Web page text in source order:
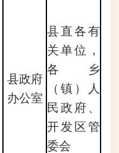
县政府
办公室
县直各有
关单位，
各乡
（镇）人
民政府、
开发区管
委会